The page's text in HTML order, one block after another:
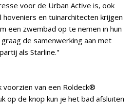
voor de Urban Active is, ook
hoveniers en tuinarchitecten krijgen
een zwembad op te nemen in hun
de samenwerking aan met
als Starline."
voorzien van een Roldeck®
op de knop kun je het bad afsluiten